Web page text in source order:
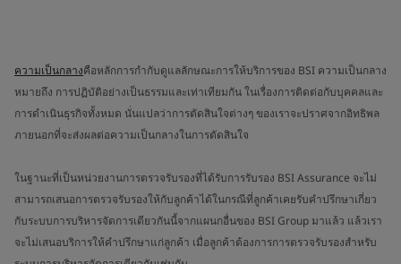
ความเป็นกลางคือหลักการกำกับดูแลลักษณะการให้บริการของ BSI ความเป็นกลาง
หมายถึง การปฏิบัติอย่างเป็นธรรมและเท่าเทียมกัน ในเรื่องการติดต่อกับบุคคลและ
การดำเนินธุรกิจทั้งหมด นั่นแปลว่าการตัดสินใจต่างๆ ของเราจะปราศจากอิทธิพล
ภายนอกที่จะส่งผลต่อความเป็นกลางในการตัดสินใจ
ในฐานะที่เป็นหน่วยงานการตรวจรับรองที่ได้รับการรับรอง BSI Assurance จะไม่
สามารถเสนอการตรวจรับรองให้กับลูกค้าได้ในกรณีที่ลูกค้าเคยรับคำปรึกษาเกี่ยว
กับระบบการบริหารจัดการเดียวกันนี้จากแผนกอื่นของ BSI Group มาแล้ว แล้วเรา
จะไม่เสนอบริการให้คำปรึกษาแก่ลูกค้า เมื่อลูกค้าต้องการการตรวจรับรองสำหรับ